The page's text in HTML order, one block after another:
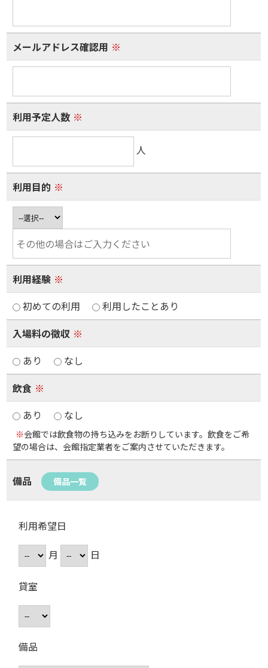
メールアドレス確認用 ※
利用予定人数 ※
人
利用目的 ※
利用経験 ※
初めての利用
利用したことあり
入場料の徴収 ※
あり
なし
飲食 ※
あり
なし
※会館では飲食物の持ち込みをお断りしています。飲食をご希
望の場合は、会館指定業者をご案内させていただきます。
備品 備品一覧
利用希望日
月
日
貸室
備品